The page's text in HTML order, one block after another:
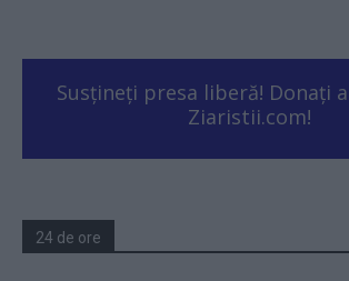
Susțineți presa liberă! Donați
Ziaristii.com!
24 de ore